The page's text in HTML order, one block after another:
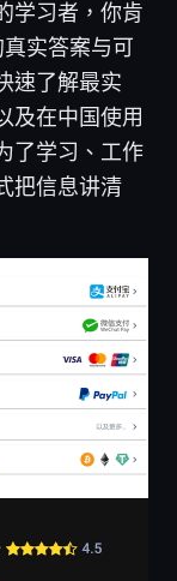
学习者，你肯
实答案与可
速了解最实
及在中国使用
了学习、工作
把信息讲清